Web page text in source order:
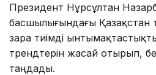
Президент Нұрсұлтан
басшылығындағы Қазақстан
өзара тиімді
трендтерін жасай отырып,
таңдады.